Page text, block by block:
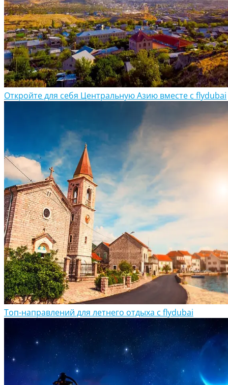
Откройте для себя Центральную Азию вместе с flydubai
Топ-направлений для летнего отдыха с flydubai